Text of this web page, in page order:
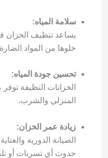
سلامة المياه:
يساعد تنظيف الخزان
خلوها من المواد
تحسين جودة المياه:
الخزانات النظيفة
المنزلي والشرب.
زيادة عمر الخزان:
الصيانة الدورية
حدوث أي تسربات أو